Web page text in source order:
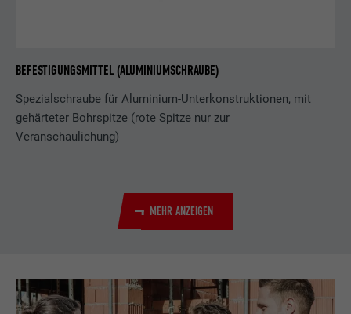
BEFESTIGUNGSMITTEL (ALUMINIUMSCHRAUBE)
Spezialschraube für Aluminium-Unterkonstruktionen, mit
gehärteter Bohrspitze (rote Spitze nur zur
Veranschaulichung)
MEHR ANZEIGEN